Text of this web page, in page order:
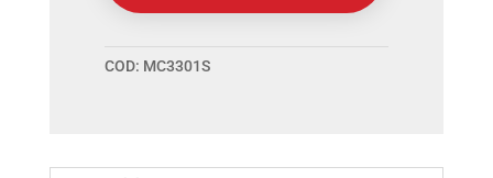
COD: MC3301S